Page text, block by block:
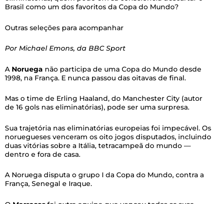
Brasil como um dos favoritos da Copa do Mundo?
Outras seleções para acompanhar
Por Michael Emons, da BBC Sport
A Noruega não participa de uma Copa do Mundo desde
1998, na França. E nunca passou das oitavas de final.
Mas o time de Erling Haaland, do Manchester City (autor
de 16 gols nas eliminatórias), pode ser uma surpresa.
Sua trajetória nas eliminatórias europeias foi impecável. Os
noruegueses venceram os oito jogos disputados, incluindo
duas vitórias sobre a Itália, tetracampeã do mundo —
dentro e fora de casa.
A Noruega disputa o grupo I da Copa do Mundo, contra a
França, Senegal e Iraque.